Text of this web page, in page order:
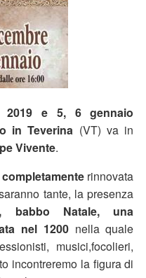
2019 e 5, 6 gennaio
in Teverina (VT) va in
Vivente.
rinnovata
tante, la presenza
babbo Natale, una
nel 1200nella quale
musici,focolieri,
incontreremo la figura di